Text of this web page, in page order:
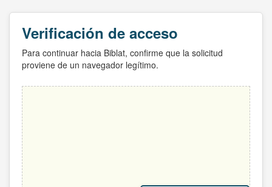
Verificación de acceso
Para continuar hacia Biblat, confirme que la solicitud
proviene de un navegador legítimo.